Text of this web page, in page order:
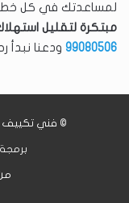
لمساعدتك في كل
مبتكرة لتقليل
99080506 ودعنا نبدأ
© فني